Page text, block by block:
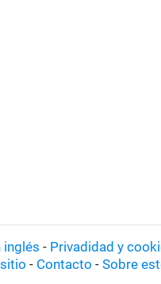
inglés - Privadidad y
sitio - Contacto - Sobre